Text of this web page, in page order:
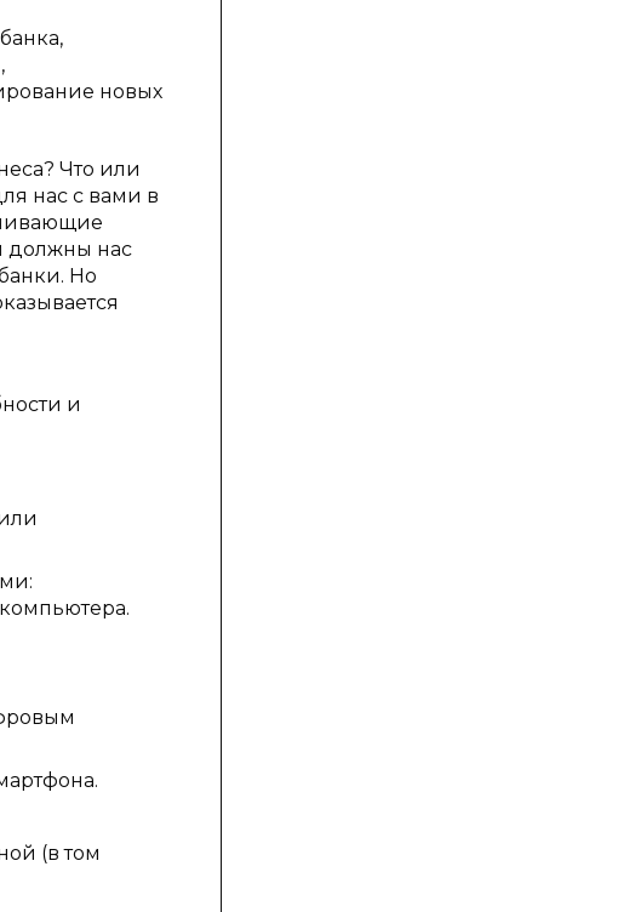
новых
Что или
нас с вами в
должны нас
Но
и
(в том